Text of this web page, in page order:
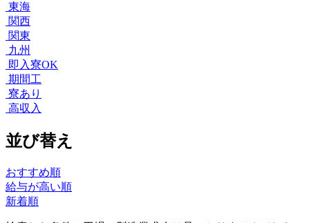
東海
関西
関東
九州
即入寮OK
期間工
寮あり
高収入
並び替え
おすすめ順
給与が高い順
新着順